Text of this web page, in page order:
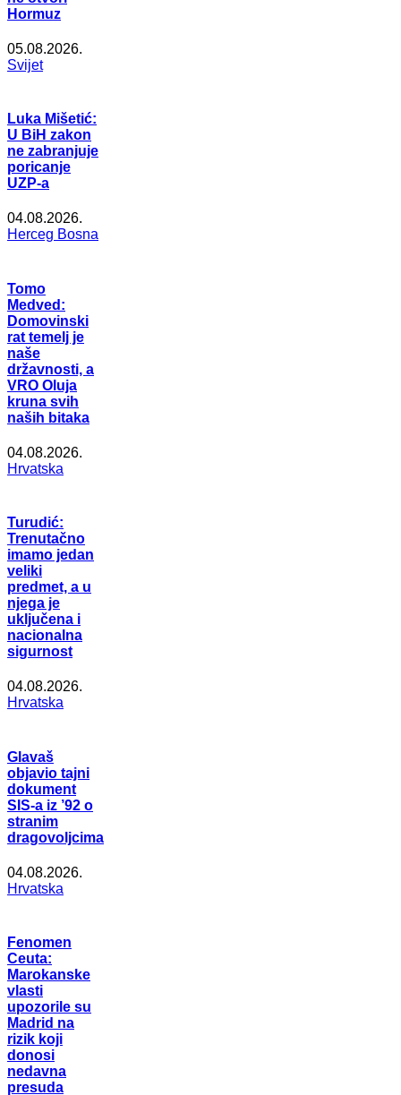
Hormuz
05.08.2026.
Svijet
Luka Mišetić:
U BiH zakon
ne zabranjuje
poricanje
UZP-a
04.08.2026.
Herceg Bosna
Tomo
Medved:
Domovinski
rat temelj je
naše
državnosti, a
VRO Oluja
kruna svih
naših bitaka
04.08.2026.
Hrvatska
Turudić:
Trenutačno
imamo jedan
veliki
predmet, a u
njega je
uključena i
nacionalna
sigurnost
04.08.2026.
Hrvatska
Glavaš
objavio tajni
dokument
SIS-a iz ’92 o
stranim
dragovoljcima
04.08.2026.
Hrvatska
Fenomen
Ceuta:
Marokanske
vlasti
upozorile su
Madrid na
rizik koji
donosi
nedavna
presuda